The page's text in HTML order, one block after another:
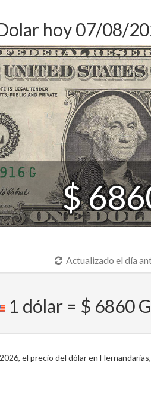
hoy 07/08/
$
Actualizado el día
1 dólar = $ 6860
el precio del dólar en